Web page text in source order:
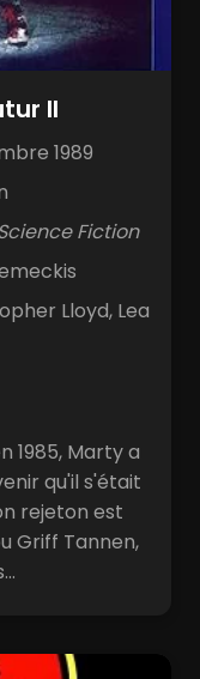
II
1989
Fiction
Lloyd, Lea
1985, Marty a
qu'il s'était
rejeton est
Griff Tannen,